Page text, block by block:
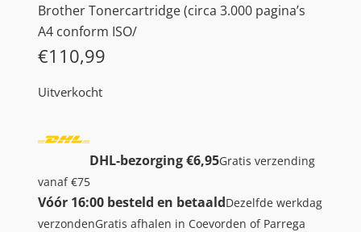
Brother Tonercartridge (circa 3.000 pagina’s
A4 conform ISO/
€110,99
Uitverkocht
DHL-bezorging €6,95Gratis verzending
vanaf €75
Vóór 16:00 besteld en betaaldDezelfde werkdag
verzondenGratis afhalen in Coevorden of Parrega